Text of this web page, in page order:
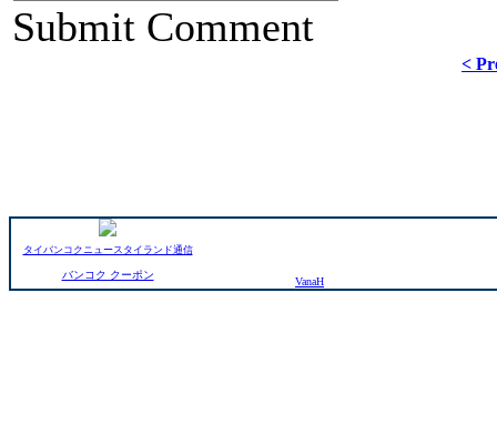
Submit Comment
<
タイバンコクニュースタイランド通信
バンコク クーポン
VanaH